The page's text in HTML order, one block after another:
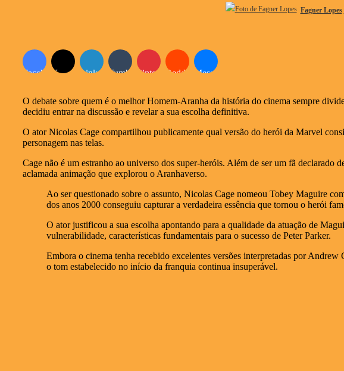
Fagner Lopes
Facebook
X LinkedinTumblr PinterestReddit Messenger
O debate sobre quem é o melhor Homem-Aranha da história do cinema sempre
decidiu entrar na discussão e revelar a sua escolha definitiva.
O ator Nicolas Cage compartilhou publicamente qual versão do herói da Marvel
personagem nas telas.
Cage não é um estranho ao universo dos super-heróis. Além de ser um fã
aclamada animação que explorou o Aranhaverso.
Ao ser questionado sobre o assunto, Nicolas Cage nomeou Tobey Maguire
dos anos 2000 conseguiu capturar a verdadeira essência que tornou o herói
O ator justificou a sua escolha apontando para a qualidade da atuação de
vulnerabilidade, características fundamentais para o sucesso de Peter Parker.
Embora o cinema tenha recebido excelentes versões interpretadas por
o tom estabelecido no início da franquia continua insuperável.